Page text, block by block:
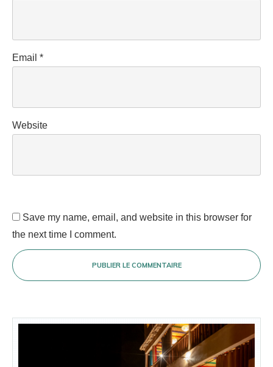
Email *
Website
Save my name, email, and website in this browser for
the next time I comment.
PUBLIER LE COMMENTAIRE